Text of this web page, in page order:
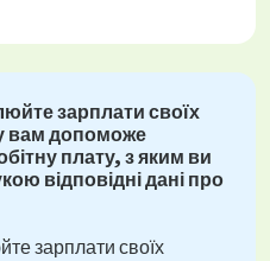
зарплати своїх
вам допоможе
плату, з яким ви
відповідні дані про
зарплати своїх